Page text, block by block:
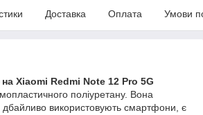
Доставка Оплата Умови
на Xiaomi Redmi Note 12 Pro 5G
поліуретану. Вона
дбайливо використовують смартфони, є